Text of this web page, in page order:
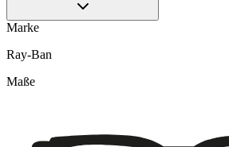
Marke
Ray-Ban
Maße